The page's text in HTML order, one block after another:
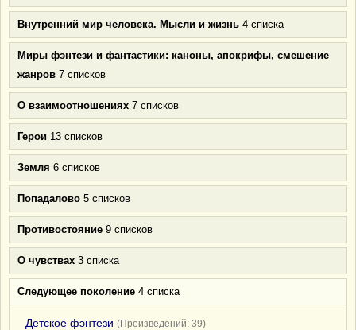
Внутренний мир человека. Мысли и жизнь 4 списка
Миры фэнтези и фантастики: каноны, апокрифы, смешение
жанров 7 списков
О взаимоотношениях 7 списков
Герои 13 списков
Земля 6 списков
Попадалово 5 списков
Противостояние 9 списков
О чувствах 3 списка
Следующее поколение 4 списка
Детское фэнтези (Произведений: 39)